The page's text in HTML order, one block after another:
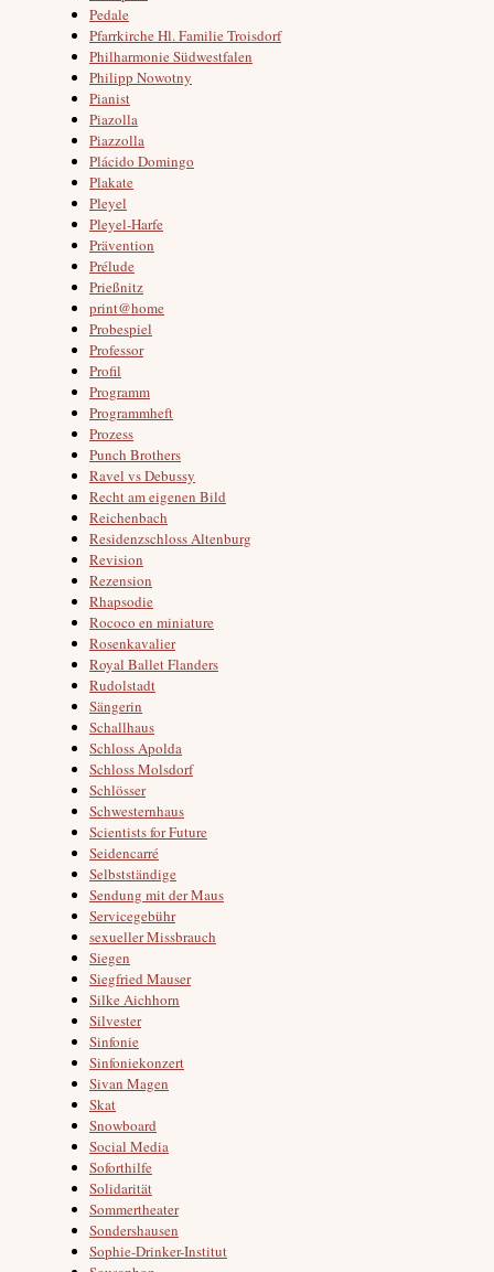
Pedale
Pfarrkirche Hl. Familie Troisdorf
Philharmonie Südwestfalen
Philipp Nowotny
Pianist
Piazolla
Piazzolla
Plácido Domingo
Plakate
Pleyel
Pleyel-Harfe
Prävention
Prélude
Prießnitz
print@home
Probespiel
Professor
Profil
Programm
Programmheft
Prozess
Punch Brothers
Ravel vs Debussy
Recht am eigenen Bild
Reichenbach
Residenzschloss Altenburg
Revision
Rezension
Rhapsodie
Rococo en miniature
Rosenkavalier
Royal Ballet Flanders
Rudolstadt
Sängerin
Schallhaus
Schloss Apolda
Schloss Molsdorf
Schlösser
Schwesternhaus
Scientists for Future
Seidencarré
Selbstständige
Sendung mit der Maus
Servicegebühr
sexueller Missbrauch
Siegen
Siegfried Mauser
Silke Aichhorn
Silvester
Sinfonie
Sinfoniekonzert
Sivan Magen
Skat
Snowboard
Social Media
Soforthilfe
Solidarität
Sommertheater
Sondershausen
Sophie-Drinker-Institut